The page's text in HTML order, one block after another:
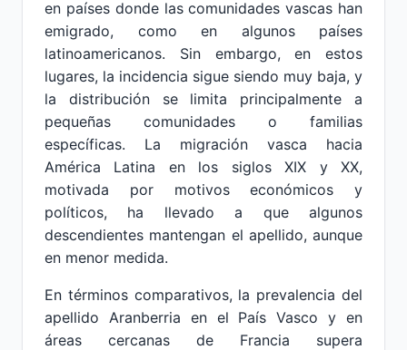
en países donde las comunidades vascas han
emigrado, como en algunos países
latinoamericanos. Sin embargo, en estos
lugares, la incidencia sigue siendo muy baja, y
la distribución se limita principalmente a
pequeñas comunidades o familias
específicas. La migración vasca hacia
América Latina en los siglos XIX y XX,
motivada por motivos económicos y
políticos, ha llevado a que algunos
descendientes mantengan el apellido, aunque
en menor medida.
En términos comparativos, la prevalencia del
apellido Aranberria en el País Vasco y en
áreas cercanas de Francia supera